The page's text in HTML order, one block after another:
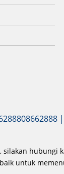
|
silakan hubungi
untuk